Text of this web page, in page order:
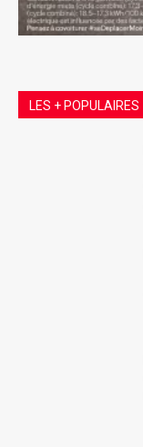
LES + POPULAIRES